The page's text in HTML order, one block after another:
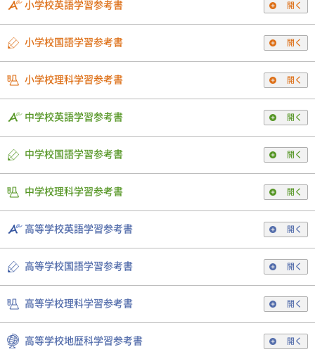
小学校英語学習参考書 開く
小学校国語学習参考書 開く
小学校理科学習参考書 開く
中学校英語学習参考書 開く
中学校国語学習参考書 開く
中学校理科学習参考書 開く
高等学校英語学習参考書 開く
高等学校国語学習参考書 開く
高等学校理科学習参考書 開く
高等学校地歴科学習参考書 開く